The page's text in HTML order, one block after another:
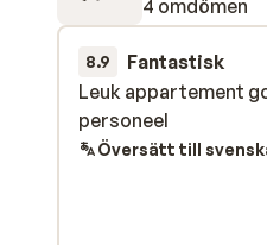
4 omdömen
8.9 Fantastisk
Leuk appartement
personeel
Leuk appartement
personeel
Översätt till